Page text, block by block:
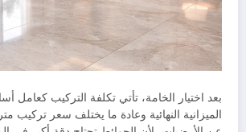
بعد اختيار الخامة، تأتي تكلفة التركيب كعامل
الميزانية النهائية وعادة ما يختلف سعر تركيب